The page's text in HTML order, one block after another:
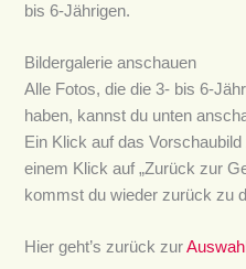
bis 6-Jährigen.
Bildergalerie anschauen
Alle Fotos, die die 3- bis 6-
haben, kannst du unten
Ein Klick auf das
einem Klick auf „Zurück zur
kommst du wieder zurück zu
Hier geht’s zurück zur